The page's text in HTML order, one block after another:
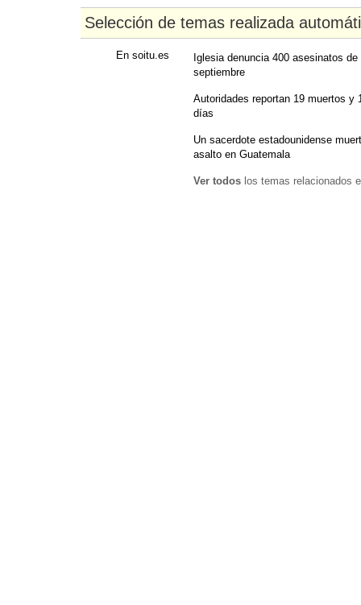
Selección de temas realizada
En soitu.es
Iglesia denuncia 400 asesinatos
septiembre
Autoridades reportan 19 muertos
días
Un sacerdote estadounidense
asalto en Guatemala
Ver todos los temas relacionados